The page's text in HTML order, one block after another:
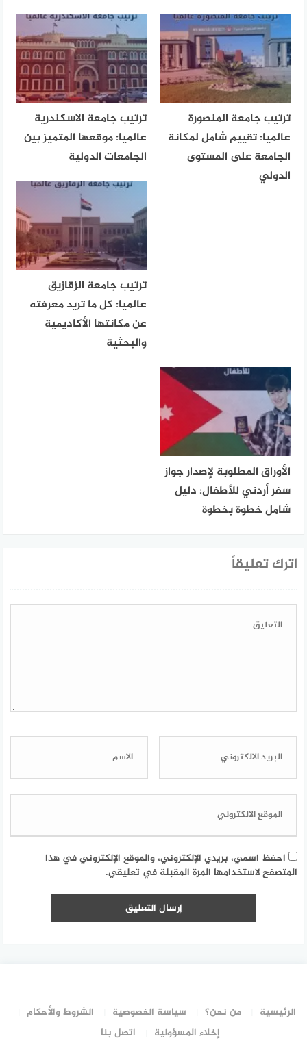
ترتيب جامعة المنصورة
عالميا: تقييم شامل لمكانة
الجامعة على المستوى
الدولي
ترتيب جامعة الاسكندرية
عالميا: موقعها المتميز بين
الجامعات الدولية
ترتيب جامعة الزقازيق
عالميا: كل ما تريد معرفته
عن مكانتها الأكاديمية
والبحثية
الأوراق المطلوبة لإصدار جواز
سفر أردني للأطفال: دليل
شامل خطوة بخطوة
اترك تعليقاً
احفظ اسمي، بريدي الإلكتروني، والموقع الإلكتروني في هذا
المتصفح لاستخدامها المرة المقبلة في تعليقي.
الرئيسية من نحن؟ سياسة الخصوصية
الشروط والأحكام
إخلاء المسؤولية
اتصل بنا